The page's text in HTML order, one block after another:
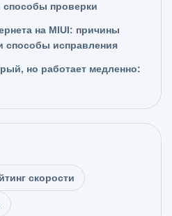
проверки
на MIUI: причины
способы исправления
но работает медленно:
скорости